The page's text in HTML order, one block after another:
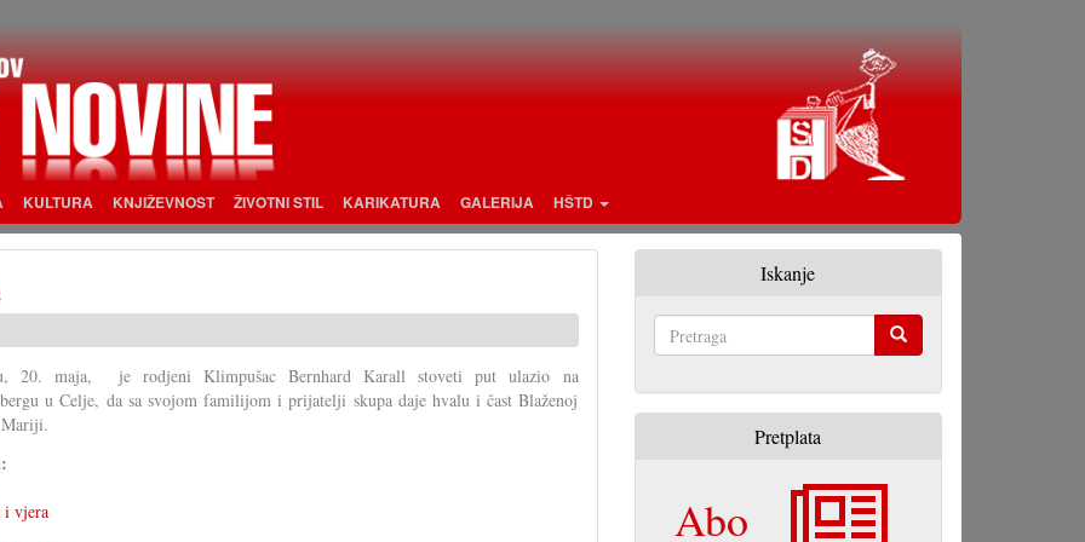
KULTURA KNJIŽEVNOST ŽIVOTNI STIL KARIKATURA GALERIJA HŠTD
20. maja, je rodjeni Klimpušac Bernhard Karall stoveti put ulazio na
u Celje, da sa svojom familijom i prijatelji skupa daje hvalu i čast Blaženoj
i vjera
Iskanje
Pretplata
Abo